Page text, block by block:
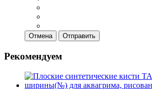
Отмена Отправить
Рекомендуем